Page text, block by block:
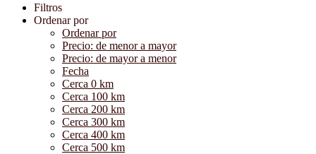
Filtros
Ordenar por
Ordenar por
Precio: de menor a mayor
Precio: de mayor a menor
Fecha
Cerca 0 km
Cerca 100 km
Cerca 200 km
Cerca 300 km
Cerca 400 km
Cerca 500 km